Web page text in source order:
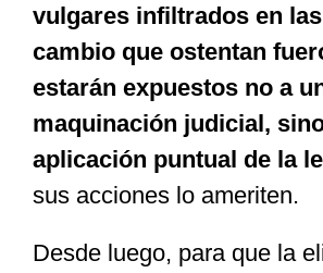
vulgares infiltrados en
cambio que ostentan
estarán expuestos no a
maquinación judicial,
aplicación puntual de la
sus acciones lo ameriten.
Desde luego, para que la